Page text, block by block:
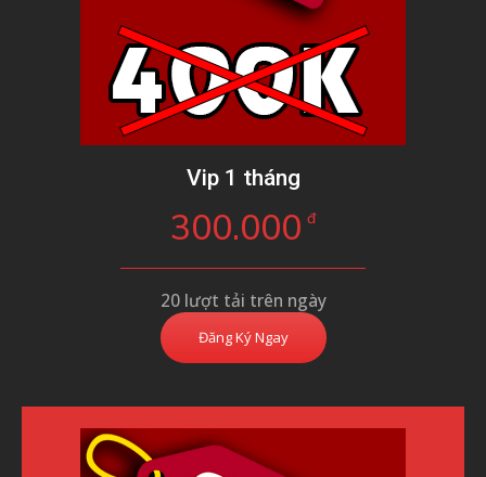
Vip 1 tháng
300.000 đ
20 lượt tải trên ngày
Đăng Ký Ngay